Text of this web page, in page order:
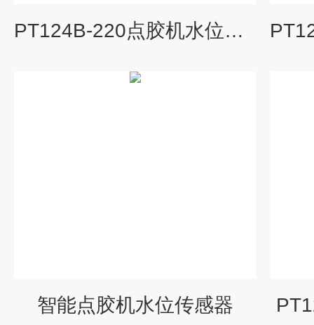
PT124B-220点胶机水位传感器
智能点胶机水位传感器